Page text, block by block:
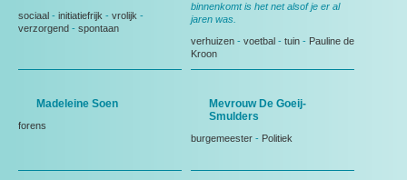
sociaal - initiatiefrijk - vrolijk -
verzorgend - spontaan
binnenkomt is het net alsof je er al
jaren was.
verhuizen - voetbal - tuin - Pauline de
Kroon
Madeleine Soen
forens
Mevrouw De Goeij-
Smulders
burgemeester - Politiek